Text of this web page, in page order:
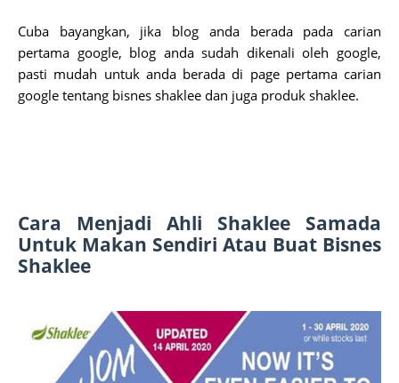
Cuba bayangkan, jika blog anda berada pada carian
pertama google, blog anda sudah dikenali oleh google,
pasti mudah untuk anda berada di page pertama carian
google tentang bisnes shaklee dan juga produk shaklee.
Cara Menjadi Ahli Shaklee Samada
Untuk Makan Sendiri Atau Buat Bisnes
Shaklee